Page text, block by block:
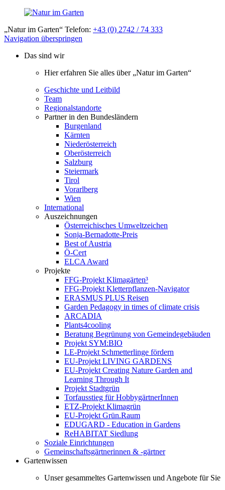
„Natur im Garten“ Telefon: +43 (0) 2742 / 74 333
Navigation überspringen
Das sind wir
Hier erfahren Sie alles über „Natur im Garten“
Geschichte und Leitbild
Team
Regionalstandorte
Partner in den Bundesländern
Burgenland
Kärnten
Niederösterreich
Oberösterreich
Salzburg
Steiermark
Tirol
Vorarlberg
Wien
International
Auszeichnungen
Österreichisches Umweltzeichen
Sonja-Bernadotte-Preis
Best of Austria
Ö-Cert
ELCA Award
Projekte
FFG-Projekt Klimagärten³
FFG-Projekt Kletterpflanzen-Navigator
ERASMUS PLUS Reisen
Garden Pedagogy in times of climate crisis
ARCADIA
Plants4cooling
Beratung Begrünung von Gemeindegebäuden
Projekt SYM:BIO
LE-Projekt Schmetterlinge fördern
EU-Projekt LIVING GARDENS
EU-Projekt Creating Nature Garden and
Learning Through It
Projekt Stadtgrün
Torfausstieg für HobbygärtnerInnen
ETZ-Projekt Klimagrün
EU-Projekt Grün.Raum
EDUGARD - Education in Gardens
ReHABITAT Siedlung
Soziale Einrichtungen
Gemeinschaftsgärtnerinnen & -gärtner
Gartenwissen
Unser gesammeltes Gartenwissen und Angebote für Sie